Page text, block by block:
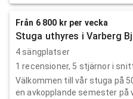
Från 6 800 kr per vecka
Stuga uthyres i Varberg
4 sängplatser
1 recensioner, 5 stjärnor i
Välkommen till vår stuga på
en avkopplande semester på